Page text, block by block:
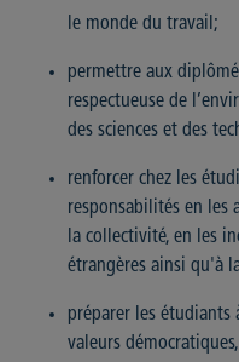
le monde du travail;
permettre aux
respectueuse de
des sciences et des
renforcer chez les
responsabilités en les
la collectivité, en les
étrangères ainsi qu'à
préparer les étudiants
valeurs